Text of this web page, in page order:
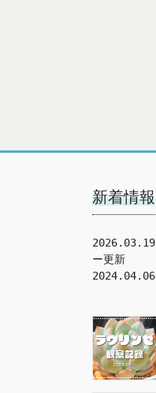
新着情報
2026.03.19
ー更新
2024.04.06